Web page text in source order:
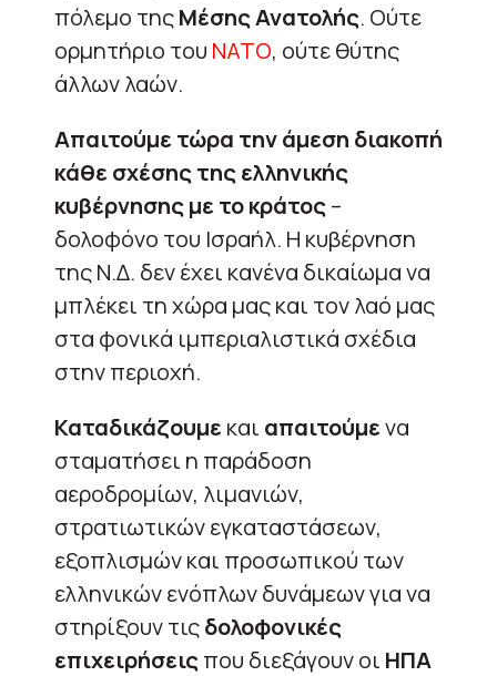
πόλεμο τηςΜέσης Ανατολής. Ούτε
ορμητήριο του ΝΑΤΟ, ούτε θύτης
άλλων λαών.
Απαιτούμε τώρα την άμεση διακοπή
κάθε σχέσης της ελληνικής
κυβέρνησης με το κράτος–
δολοφόνο του Ισραήλ. Η κυβέρνηση
της Ν.Δ. δεν έχει κανένα δικαίωμα να
μπλέκει τη χώρα μας και τον λαό μας
στα φονικά ιμπεριαλιστικά σχέδια
στην περιοχή.
Καταδικάζουμεκαι απαιτούμενα
σταματήσει η παράδοση
αεροδρομίων, λιμανιών,
στρατιωτικών εγκαταστάσεων,
εξοπλισμών και προσωπικού των
ελληνικών ενόπλων δυνάμεων για να
στηρίξουν τιςδολοφονικές
επιχειρήσειςπου διεξάγουν οι ΗΠΑ